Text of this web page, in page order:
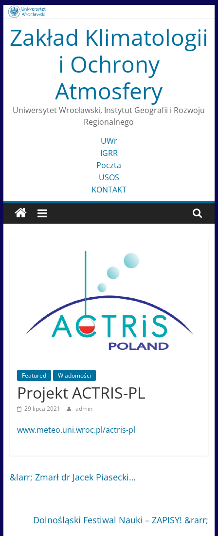
Skip
content
Zakład Klimatologii
i Ochrony
Atmosfery
Uniwersytet Wrocławski, Instytut Geografii i Rozwoju
Regionalnego
UWr
IGRR
Poczta
USOS
KONTAKT
Featured Wiadomości
Projekt ACTRIS-PL
29 lipca 2021 admin
www.meteo.uni.wroc.pl/actris-pl
&larr; Zmarł dr Jacek Piasecki…
Dolnośląski Festiwal Nauki – ZAPISY! &rarr;